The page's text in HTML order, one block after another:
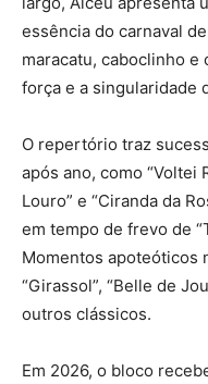
essência do carnaval
maracatu, caboclinho e
força e a singularidade
O repertório traz
após ano, como “Voltei
Louro” e “Ciranda da
em tempo de frevo de
Momentos apoteóticos
“Girassol”, “Belle de
outros clássicos.
Em 2026, o bloco